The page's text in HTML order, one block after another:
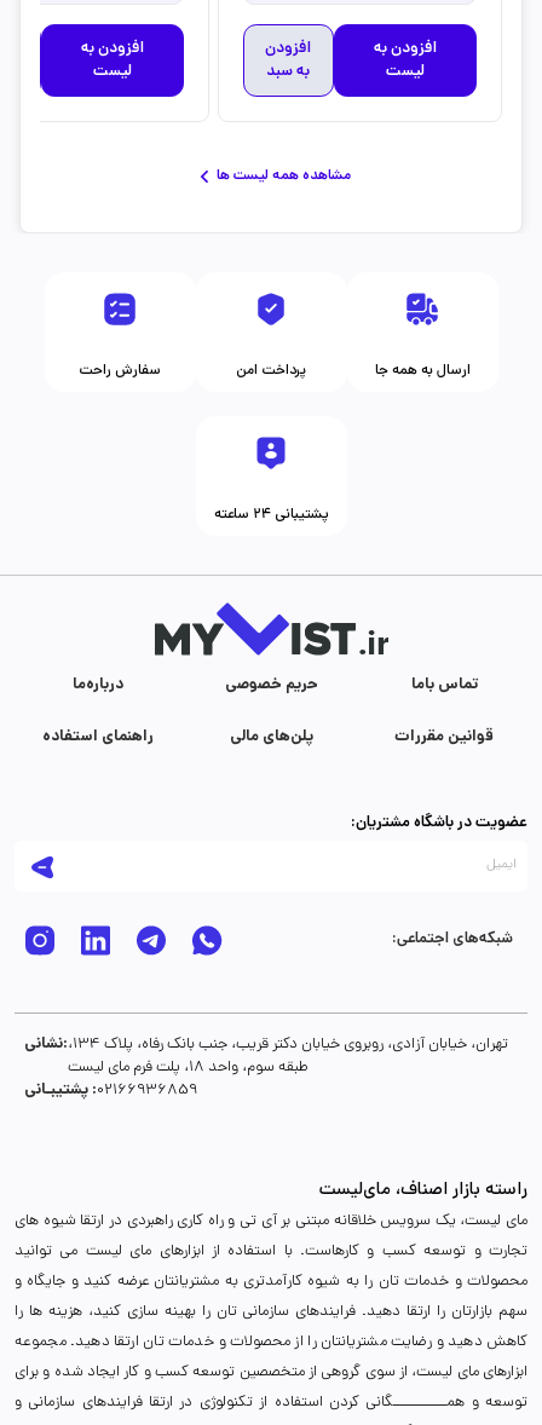
افزودن به
لیست
افزودن
به سبد
افزودن به
لیست
مشاهده همه لیست ها
سفارش راحت پرداخت امن ارسال به همه جا
پشتیبانی ۲۴ ساعته
درباره‌ما حریم خصوصی تماس با‌ما
راهنمای استفاده پلن‌های مالی قوانین مقررات
عضویت در باشگاه مشتریان:
شبکه‌های اجتماعی:
نشانی:تهران، خیابان آزادی، روبروی خیابان دکتر قریب، جنب بانک رفاه، پلاک 134،
طبقه سوم، واحد 18، پلت فرم مای لیست
پشتیبـانی :02166936859
راسته بازار اصناف، مای‌لیست
مای لیست، یک سرویس خلاقانه مبتنی بر آی تی و راه کاری راهبردی در ارتقا شیوه های
تجارت و توسعه کسب و کارهاست. با استفاده از ابزارهای مای لیست می توانید
محصولات و خدمات تان را به شیوه کارآمدتری به مشتریانتان عرضه کنید و جایگاه و
سهم بازارتان را ارتقا دهید. فرایندهای سازمانی تان را بهینه سازی کنید، هزینه ها را
کاهش دهید و رضایت مشتریانتان را از محصولات و خدمات تان ارتقا دهید. مجموعه
ابزارهای مای لیست، از سوی گروهی از متخصصین توسعه کسب و کار ایجاد شده و برای
توسعه و همـــــــــــگانی کردن استفاده از تکنولوژی در ارتقا فرایندهای سازمانی و